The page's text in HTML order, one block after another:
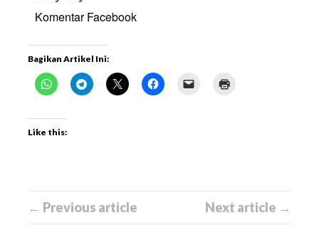
Komentar Facebook
Bagikan Artikel Ini:
Like this:
← Previous article Next article →